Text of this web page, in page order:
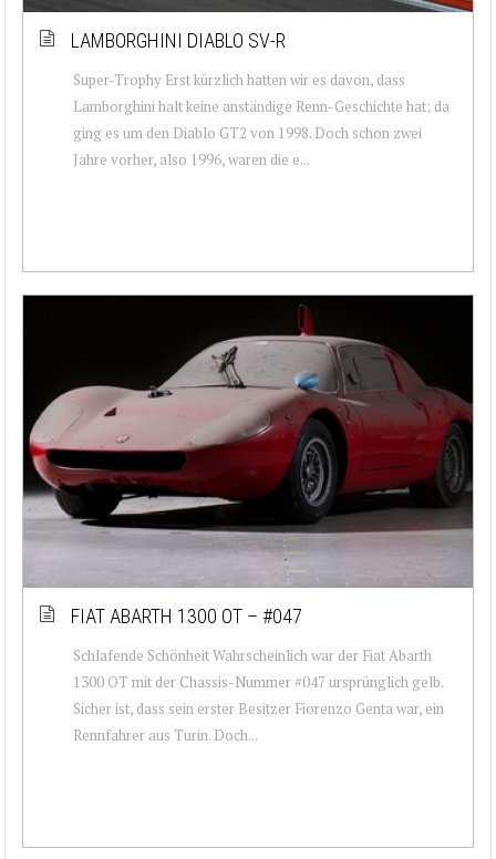
LAMBORGHINI DIABLO SV-R
Super-Trophy Erst kürzlich hatten wir es davon, dass
Lamborghini halt keine anständige Renn-Geschichte hat; da
ging es um den Diablo GT2 von 1998. Doch schon zwei
Jahre vorher, also 1996, waren die e...
FIAT ABARTH 1300 OT – #047
Schlafende Schönheit Wahrscheinlich war der Fiat Abarth
1300 OT mit der Chassis-Nummer #047 ursprünglich gelb.
Sicher ist, dass sein erster Besitzer Fiorenzo Genta war, ein
Rennfahrer aus Turin. Doch...